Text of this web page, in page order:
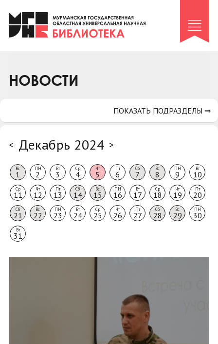
Клуб «Гиря и сельдерей»
Клуб «Семейный архив»
Коллегам
НОВОСТИ
< Декабрь 2024 >
Вс
1
ПН
2
Вт
3
Ср
4
Чт
5
Пт
6
Сб
7
Вс
8
ПН
9
Вт
10
Ср
11
Чт
12
Пт
13
Сб
14
Вс
15
ПН
16
Вт
17
Ср
18
Чт
19
Пт
20
Сб
21
Вс
22
ПН
23
Вт
24
Ср
25
Чт
26
Пт
27
Сб
28
Вс
29
ПН
30
Вт
31
ПОКАЗАТЬ ПОДРАЗДЕЛЫ ⇒